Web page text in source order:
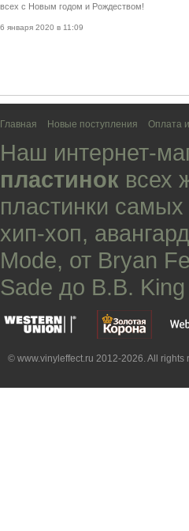
всех с Новым годом и Рождеством!
6 января 2020 в 11:09
Главная Новые поступления Оплата
Наш интернет-
пластинок всех
пластинки
хип-хоп, авангард
Mode, от Bryan
Sade до B.B. King
© www.vinyleffect.ru 2012-2026. All rights